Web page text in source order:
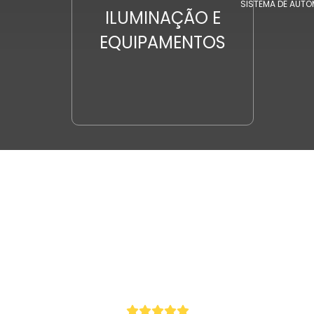
SISTEMA DE
ILUMINAÇÃO E
EQUIPAMENTOS